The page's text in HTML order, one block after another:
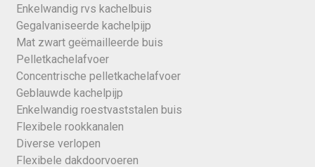
Enkelwandig rvs kachelbuis
Gegalvaniseerde kachelpijp
Mat zwart geëmailleerde buis
Pelletkachelafvoer
Concentrische pelletkachelafvoer
Geblauwde kachelpijp
Enkelwandig roestvaststalen buis
Flexibele rookkanalen
Diverse verlopen
Flexibele dakdoorvoeren